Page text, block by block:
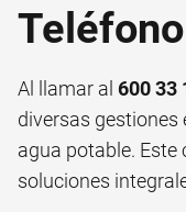
Teléfono
Al llamar al 600 33
diversas gestiones
agua potable.
soluciones